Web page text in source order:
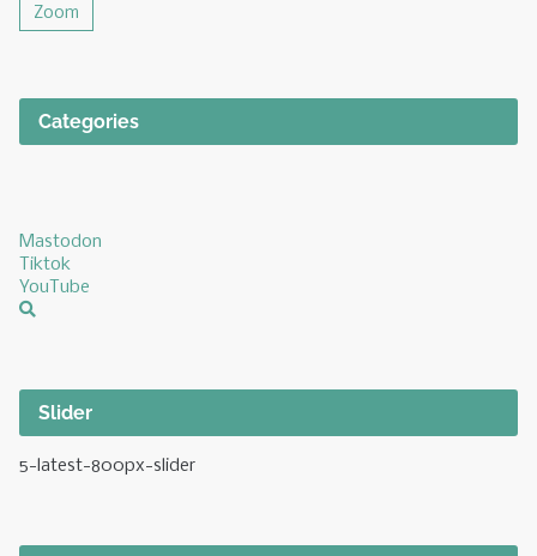
Zoom
Categories
Mastodon
Tiktok
YouTube
Slider
5-latest-800px-slider